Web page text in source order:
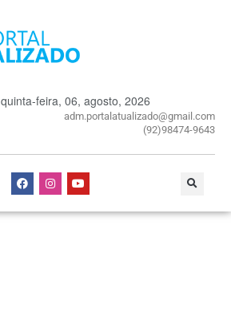
quinta-feira, 06, agosto, 2026
adm.portalatualizado@gmail.com
(92)98474-9643